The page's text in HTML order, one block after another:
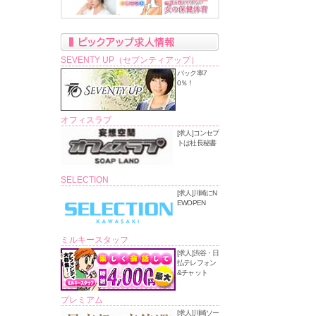
SEVENTY UP（セブンティアップ）
バック率7
0％！
オフィスラブ
[求人]コンセプ
トは社長秘書
SELECTION
[求人]川崎にN
EWOPEN
ミルキースタッフ
[求人]渋谷・日
払テレフォン
&チャット
プレミアム
[求人]川崎ソー